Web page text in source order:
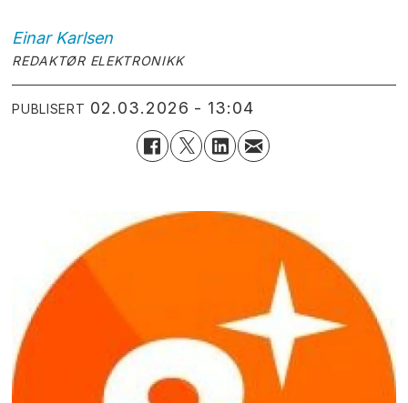
Einar Karlsen
REDAKTØR ELEKTRONIKK
PUBLISERT 02.03.2026 - 13:04